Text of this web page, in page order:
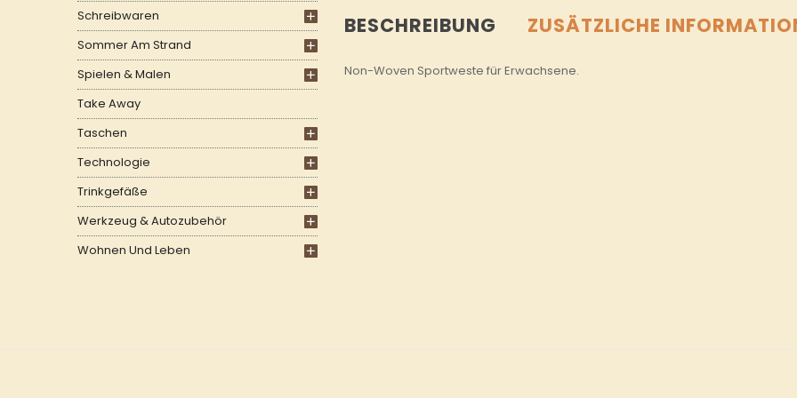
Schreibwaren
Sommer Am Strand
Spielen & Malen
Take Away
Taschen
Technologie
Trinkgefäße
Werkzeug & Autozubehör
Wohnen Und Leben
BESCHREIBUNG ZUSÄTZLICHE
Non-Woven Sportweste für Erwachsene.